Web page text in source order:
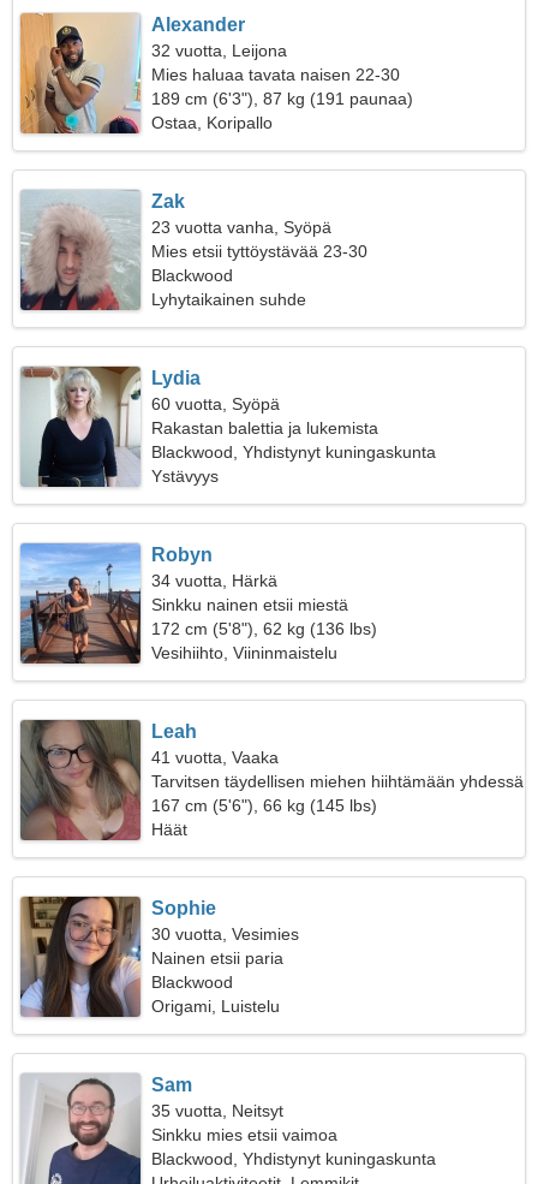
Alexander
32 vuotta, Leijona
Mies haluaa tavata naisen 22-30
189 cm (6'3"), 87 kg (191 paunaa)
Ostaa, Koripallo
Zak
23 vuotta vanha, Syöpä
Mies etsii tyttöystävää 23-30
Blackwood
Lyhytaikainen suhde
Lydia
60 vuotta, Syöpä
Rakastan balettia ja lukemista
Blackwood, Yhdistynyt kuningaskunta
Ystävyys
Robyn
34 vuotta, Härkä
Sinkku nainen etsii miestä
172 cm (5'8"), 62 kg (136 lbs)
Vesihiihto, Viininmaistelu
Leah
41 vuotta, Vaaka
Tarvitsen täydellisen miehen hiihtämään yhdessä
167 cm (5'6"), 66 kg (145 lbs)
Häät
Sophie
30 vuotta, Vesimies
Nainen etsii paria
Blackwood
Origami, Luistelu
Sam
35 vuotta, Neitsyt
Sinkku mies etsii vaimoa
Blackwood, Yhdistynyt kuningaskunta